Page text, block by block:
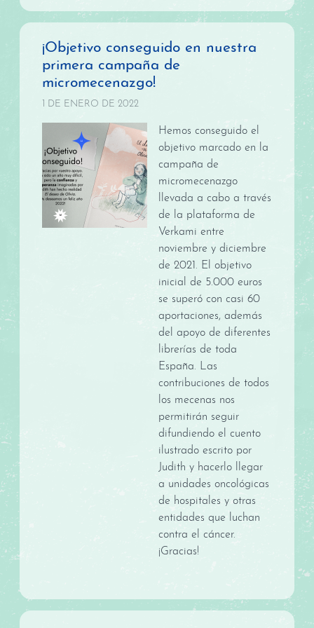
¡Objetivo conseguido en nuestra
primera campaña de
micromecenazgo!
1 DE ENERO DE 2022
Hemos conseguido el
objetivo marcado en la
campaña de
micromecenazgo
llevada a cabo a través
de la plataforma de
Verkami entre
noviembre y diciembre
de 2021. El objetivo
inicial de 5.000 euros
se superó con casi 60
aportaciones, además
del apoyo de diferentes
librerías de toda
España. Las
contribuciones de todos
los mecenas nos
permitirán seguir
difundiendo el cuento
ilustrado escrito por
Judith y hacerlo llegar
a unidades oncológicas
de hospitales y otras
entidades que luchan
contra el cáncer.
¡Gracias!